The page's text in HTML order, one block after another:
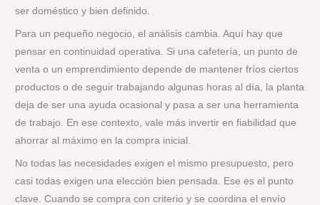
ser doméstico y bien definido.
Para un pequeño negocio, el análisis cambia. Aquí hay que
pensar en continuidad operativa. Si una cafetería, un punto de
venta o un emprendimiento depende de mantener fríos ciertos
productos o de seguir trabajando algunas horas al día, la planta
deja de ser una ayuda ocasional y pasa a ser una herramienta
de trabajo. En ese contexto, vale más invertir en fiabilidad que
ahorrar al máximo en la compra inicial.
No todas las necesidades exigen el mismo presupuesto, pero
casi todas exigen una elección bien pensada. Ese es el punto
clave. Cuando se compra con criterio y se coordina el envío